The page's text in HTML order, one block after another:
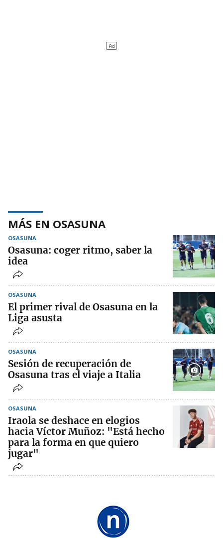
MÁS EN OSASUNA
OSASUNA
Osasuna: coger ritmo, saber la
idea
OSASUNA
El primer rival de Osasuna en la
Liga asusta
OSASUNA
Sesión de recuperación de
Osasuna tras el viaje a Italia
OSASUNA
Iraola se deshace en elogios
hacia Víctor Muñoz: "Está hecho
para la forma en que quiero
jugar"